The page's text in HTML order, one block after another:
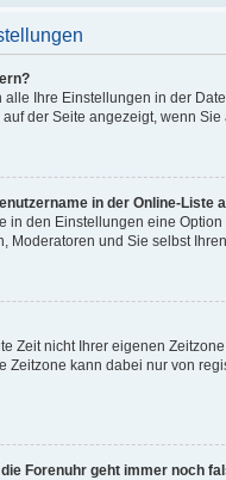
Ihre Einstellungen in der
der Seite angezeigt, wenn
in der Online-Liste
in den Einstellungen eine
Moderatoren und Sie selbst
Zeit nicht Ihrer eigenen
Zeitzone kann dabei nur von
Forenuhr geht immer noch